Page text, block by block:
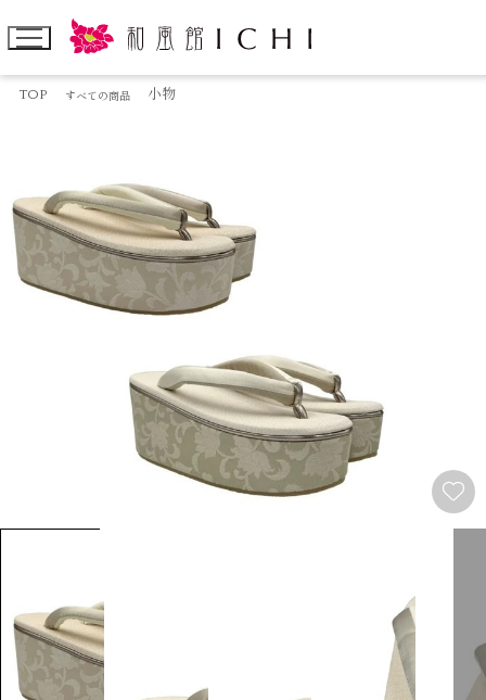
TOP すべての商品 小物